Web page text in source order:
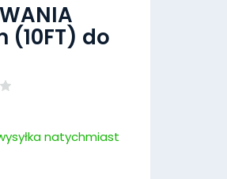
(10FT) do
natychmiast